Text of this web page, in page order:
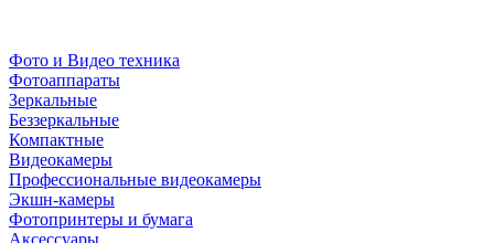
Фото и Видео техника
Фотоаппараты
Зеркальные
Беззеркальные
Компактные
Видеокамеры
Профессиональные видеокамеры
Экшн-камеры
Фотопринтеры и бумага